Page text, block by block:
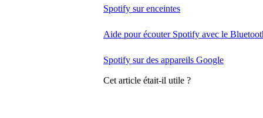
Spotify sur enceintes
Aide pour écouter Spotify avec le
Spotify sur des appareils Google
Cet article était-il utile ?